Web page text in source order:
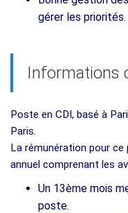
gérer les priorités.
Informations
Poste en CDI, basé à
Paris.
La rémunération pour
annuel comprenant les
Un 13ème mois
poste.